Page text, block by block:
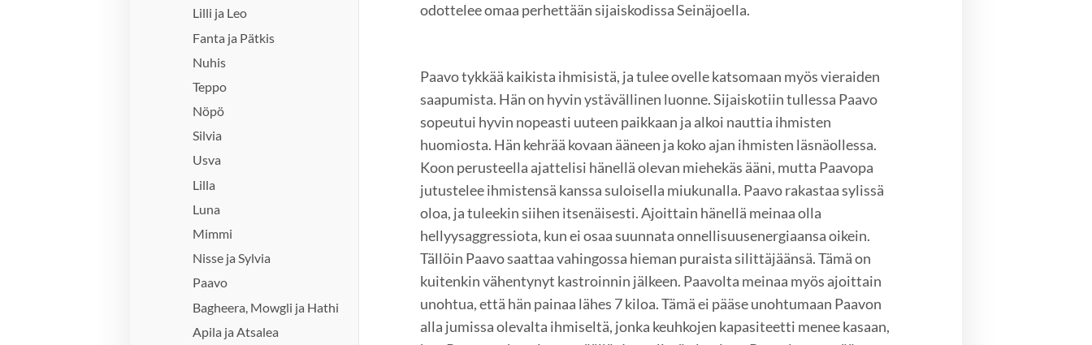
Lilli ja Leo
Fanta ja Pätkis
Nuhis
Teppo
Nöpö
Silvia
Usva
Lilla
Luna
Mimmi
Nisse ja Sylvia
Paavo
Bagheera, Mowgli ja Hathi
Apila ja Atsalea
odottelee omaa perhettään sijaiskodissa Seinäjoella.
Paavo tykkää kaikista ihmisistä, ja tulee ovelle katsomaan myös vieraiden
saapumista. Hän on hyvin ystävällinen luonne. Sijaiskotiin tullessa Paavo
sopeutui hyvin nopeasti uuteen paikkaan ja alkoi nauttia ihmisten
huomiosta. Hän kehrää kovaan ääneen ja koko ajan ihmisten läsnäollessa.
Koon perusteella ajattelisi hänellä olevan miehekäs ääni, mutta Paavopa
jutustelee ihmistensä kanssa suloisella miukunalla. Paavo rakastaa sylissä
oloa, ja tuleekin siihen itsenäisesti. Ajoittain hänellä meinaa olla
hellyysaggressiota, kun ei osaa suunnata onnellisuusenergiaansa oikein.
Tällöin Paavo saattaa vahingossa hieman puraista silittäjäänsä. Tämä on
kuitenkin vähentynyt kastroinnin jälkeen. Paavolta meinaa myös ajoittain
unohtua, että hän painaa lähes 7 kiloa. Tämä ei pääse unohtumaan Paavon
alla jumissa olevalta ihmiseltä, jonka keuhkojen kapasiteetti menee kasaan,